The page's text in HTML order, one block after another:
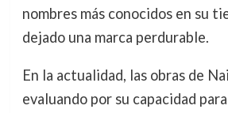
nombres más conocidos en su
dejado una marca perdurable.
En la actualidad, las obras de
evaluando por su capacidad